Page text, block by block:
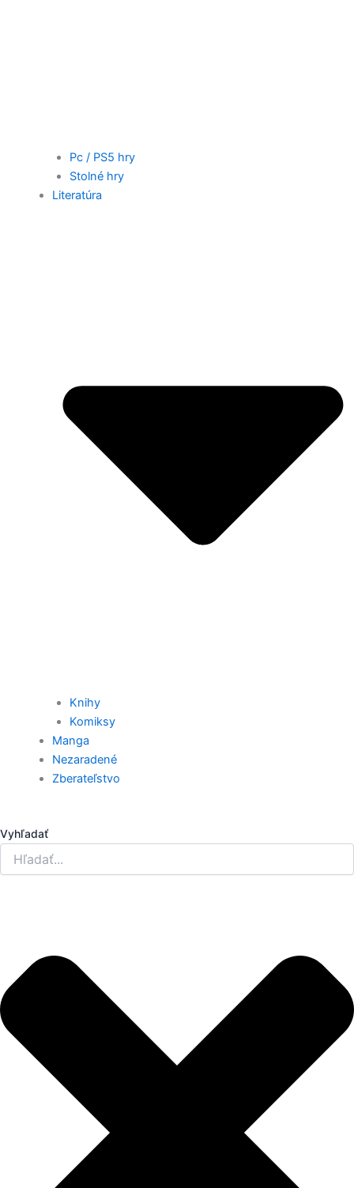
Pc / PS5 hry
Stolné hry
Literatúra
Knihy
Komiksy
Manga
Nezaradené
Zberateľstvo
Vyhľadať